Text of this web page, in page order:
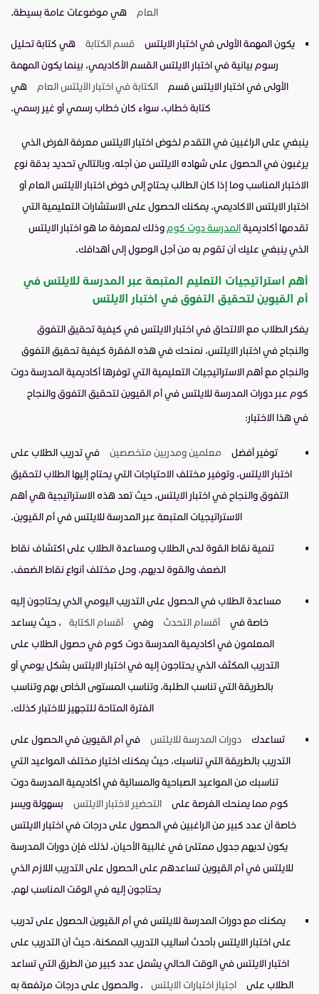
العام
هي موضوعات عامة بسيطة.
يكون المهمة الأولى في اختبار الايلتس قسم الكتابة
هي كتابة تحليل
رسوم بيانية في اختبار الايلتس القسم الأكاديمي، بينما يكون المهمة
الأولى في اختبار الايلتس قسم
الكتابة في اختبار الآيلتس العام
هي
كتابة خطاب، سواء كان خطاب رسمي أو غير رسمي.
ينبغي على الراغبين في التقدم لخوض اختبار الايلتس معرفة الغرض الذي
يرغبون في الحصول على شهاده الايلتس من أجله، وبالتالي تحديد بدقة نوع
الاختبار المناسب وما إذا كان الطالب يحتاج إلى خوض اختبار الآيلتس العام أو
اختبار الايلتس الاكاديمي، يمكنك الحصول على الاستشارات التعليمية التي
تقدمها أكاديميةالمدرسة دوت كوم وذلك لمعرفة ما هو اختبار الايلتس
الذي ينبغي عليك أن تقوم به من أجل الوصول إلى أهدافك.
أهم استراتيجيات التعليم المتبعة عبر المدرسة للايلتس في
أم القيوين لتحقيق التفوق في اختبار الايلتس
يفكر الطلاب مع الالتحاق في اختبار الايلتس في كيفية تحقيق التفوق
والنجاح في اختبار الايلتس، نمنحك في هذه الفقرة كيفية تحقيق التفوق
والنجاح مع أهم الاستراتيجيات التعليمية التي توفرها أكاديمية المدرسة دوت
كوم عبر دورات المدرسة للايلتس في أم القيوين لتحقيق التفوق والنجاح
في هذا الاختبار:
توفير أفضل معلمين ومدربين متخصصين
في تدريب الطلاب على
اختبار الايلتس، وتوفير مختلف الاحتياجات التي يحتاج إليها الطلاب لتحقيق
التفوق والنجاح في اختبار الايلتس، حيث تعد هذه الاستراتيجية هي أهم
الاستراتيجيات المتبعة عبر المدرسة للايلتس في أم القيوين.
تنمية نقاط القوة لدى الطلاب ومساعدة الطلاب على اكتشاف نقاط
الضعف والقوة لديهم، وحل مختلف أنواع نقاط الضعف.
مساعدة الطلاب في الحصول على التدريب اليومي الذي يحتاجون إليه
خاصة في
أقسام التحدث وفي أقسام الكتابة
، حيث يساعد
المعلمون في أكاديمية المدرسة دوت كوم في حصول الطلاب على
التدريب المكثف الذي يحتاجون إليه في اختبار الايلتس بشكل يومي أو
بالطريقة التي تناسب الطلبة، وتناسب المستوى الخاص بهم وتناسب
الفترة المتاحة للتجهيز للاختبار كذلك.
تساعدك دورات المدرسة للايلتس
في أم القيوين في الحصول على
التدريب بالطريقة التي تناسبك، حيث يمكنك اختيار مختلف المواعيد التي
تناسبك من المواعيد الصباحية والمسائية في أكاديمية المدرسة دوت
كوم مما يمنحك الفرصة على
التحضير لاختبار الايلتس
بسهولة ويسر
خاصة أن عدد كبير من الراغبين في الحصول على درجات في اختبار الايلتس
يكون لديهم جدول ممتلئ في غالبية الأحيان، لذلك فإن دورات المدرسة
للايلتس في أم القيوين تساعدهم على الحصول على التدريب اللازم الذي
يحتاجون إليه في الوقت المناسب لهم.
يمكنك مع دورات المدرسة للايلتس في أم القيوين الحصول على تدريب
على اختبار الايلتس بأحدث أساليب التدريب الممكنة، حيث أن التدريب على
اختبار الايلتس في الوقت الحالي يشمل عدد كبير من الطرق التي تساعد
الطلاب على
اجتياز اختبارات الايلتس
، والحصول على درجات مرتفعة به